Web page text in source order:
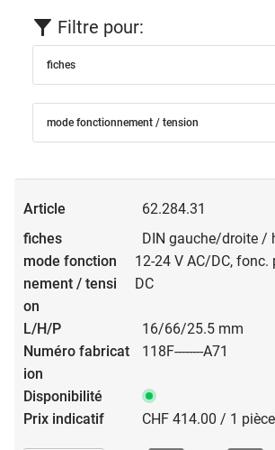
Filtre pour:
fiches
mode fonctionnement / tension
62.284.31
DIN gauche/droite /
12-24 V AC/DC, fonc.
DC
16/66/25.5 mm
118F--------A71
CHF 414.00 / 1 pièce